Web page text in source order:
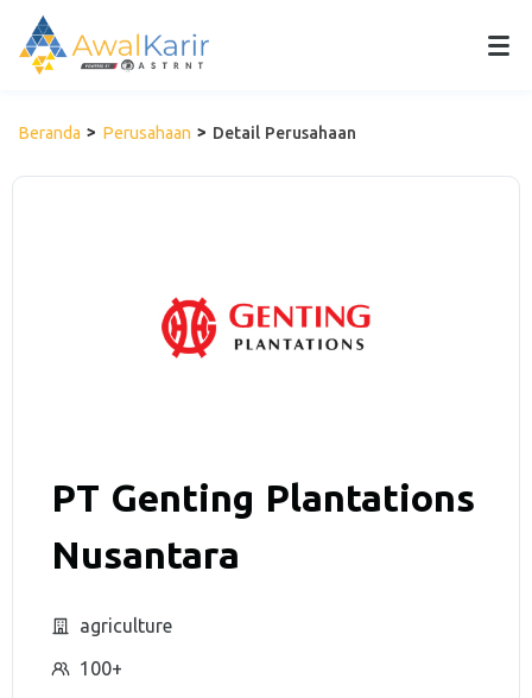
Beranda Perusahaan Detail Perusahaan
PT Genting Plantations
Nusantara
agriculture
100+